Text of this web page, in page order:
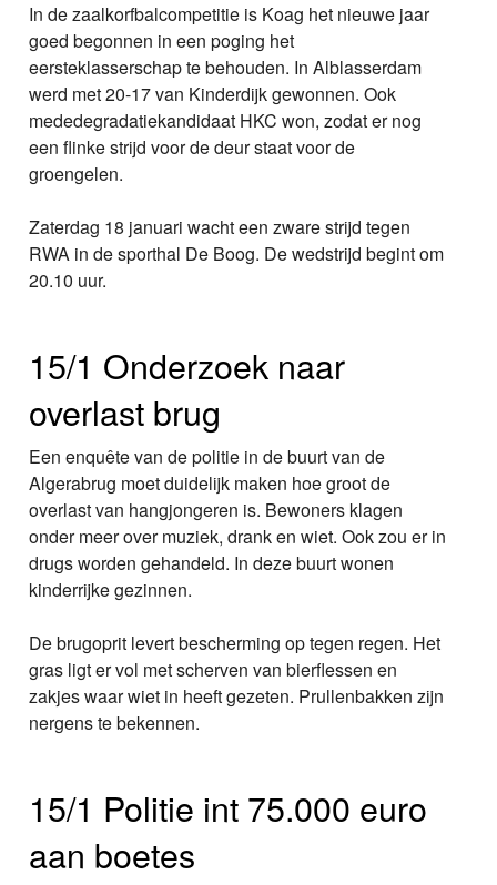
In de zaalkorfbalcompetitie is Koag het nieuwe jaar
goed begonnen in een poging het
eersteklasserschap te behouden. In Alblasserdam
werd met 20-17 van Kinderdijk gewonnen. Ook
mededegradatiekandidaat HKC won, zodat er nog
een flinke strijd voor de deur staat voor de
groengelen.
Zaterdag 18 januari wacht een zware strijd tegen
RWA in de sporthal De Boog. De wedstrijd begint om
20.10 uur.
15/1 Onderzoek naar
overlast brug
Een enquête van de politie in de buurt van de
Algerabrug moet duidelijk maken hoe groot de
overlast van hangjongeren is. Bewoners klagen
onder meer over muziek, drank en wiet. Ook zou er in
drugs worden gehandeld. In deze buurt wonen
kinderrijke gezinnen.
De brugoprit levert bescherming op tegen regen. Het
gras ligt er vol met scherven van bierflessen en
zakjes waar wiet in heeft gezeten. Prullenbakken zijn
nergens te bekennen.
15/1 Politie int 75.000 euro
aan boetes